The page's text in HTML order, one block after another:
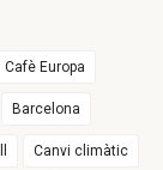
Cafè Europa
Barcelona
Canvi climàtic